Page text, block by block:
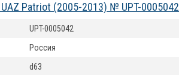
UAZ Patriot (2005-2013) № UPT-0005042
UPT-0005042
Россия
d63